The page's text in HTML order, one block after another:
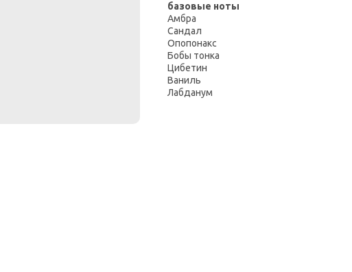
базовые ноты
Амбра
Сандал
Опопонакс
Бобы тонка
Цибетин
Ваниль
Лабданум